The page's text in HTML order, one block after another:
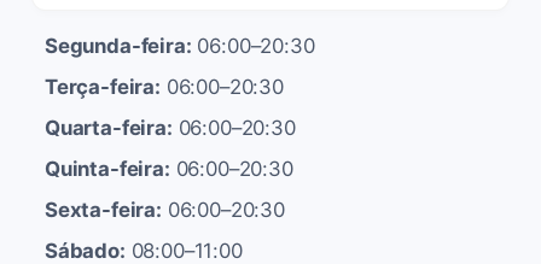
Segunda-feira: 06:00–20:30
Terça-feira: 06:00–20:30
Quarta-feira: 06:00–20:30
Quinta-feira: 06:00–20:30
Sexta-feira: 06:00–20:30
Sábado: 08:00–11:00